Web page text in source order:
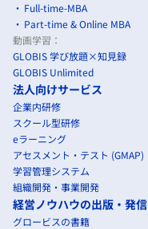
Full-time-MBA
Part-time & Online MBA
動画学習：
GLOBIS 学び放題×知見録
GLOBIS Unlimited
法人向けサービス
企業内研修
スクール型研修
eラーニング
アセスメント・テスト (GMAP)
学習管理システム
組織開発・事業開発
経営ノウハウの出版・発信
グロービスの書籍